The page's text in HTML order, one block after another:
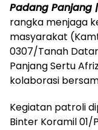
Padang Panjang
rangka menjaga
masyarakat
0307/Tanah
Panjang Sertu
kolaborasi
Kegiatan patroli
Binter Koramil 01/